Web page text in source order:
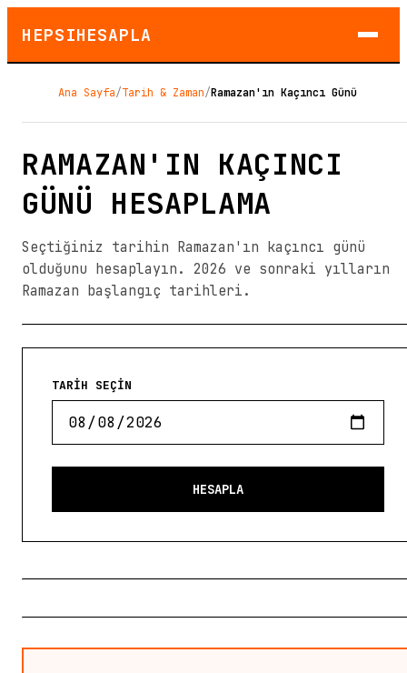
HEPSIHESAPLA
Ana Sayfa/Tarih & Zaman/Ramazan'ın Kaçıncı Günü
RAMAZAN'IN KAÇINCI
GÜNÜ HESAPLAMA
Seçtiğiniz tarihin Ramazan'ın kaçıncı günü
olduğunu hesaplayın. 2026 ve sonraki yılların
Ramazan başlangıç tarihleri.
TARIH SEÇIN
HESAPLA